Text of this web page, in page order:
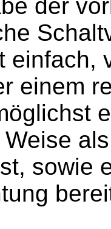
der
einfach,
einem
sowie